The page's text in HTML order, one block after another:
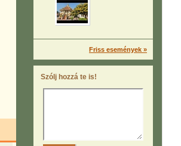
Friss események »
Szólj hozzá te is!